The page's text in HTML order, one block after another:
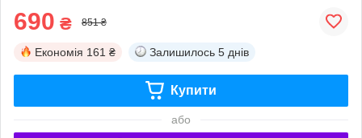
690 ₴ 851 ₴
Економія 161 ₴ Залишилось 5 днів
Купити
або